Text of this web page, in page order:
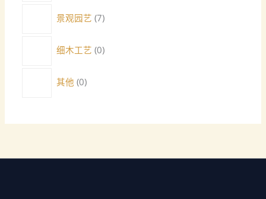
景观园艺 7
细木工艺 0
其他 0